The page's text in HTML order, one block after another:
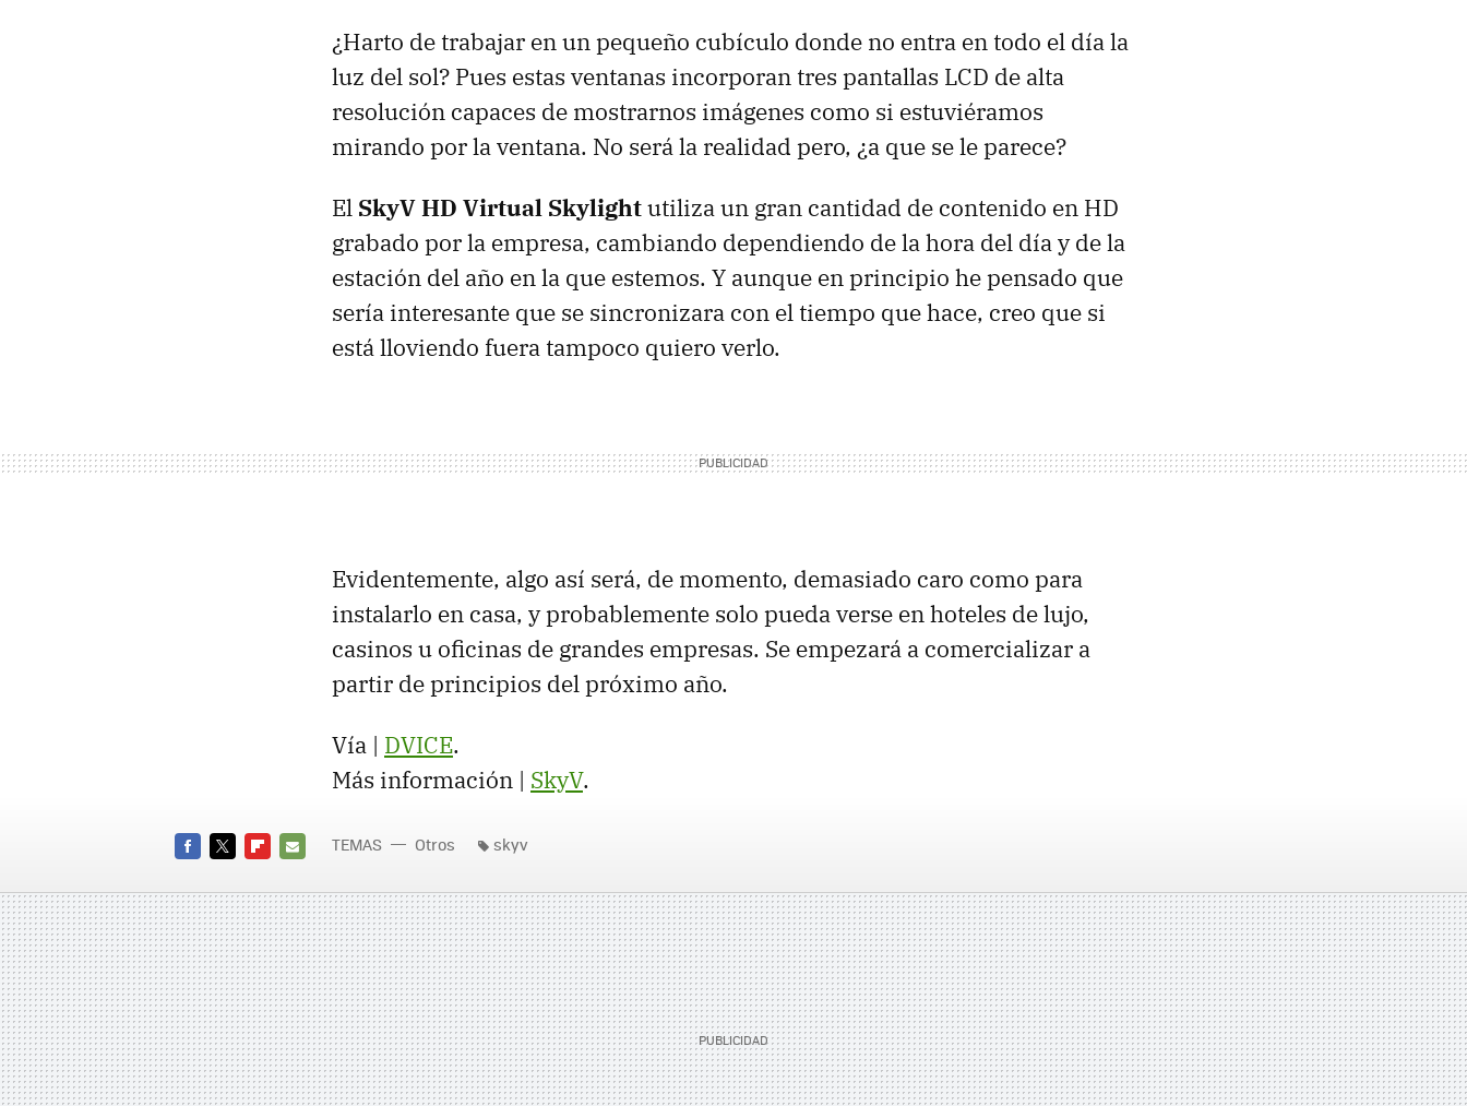
¿Harto de trabajar en un pequeño cubículo donde no entra en todo el día la
luz del sol? Pues estas ventanas incorporan tres pantallas LCD de alta
resolución capaces de mostrarnos imágenes como si estuviéramos
mirando por la ventana. No será la realidad pero, ¿a que se le parece?
El SkyV HD Virtual Skylightutiliza un gran cantidad de contenido en HD
grabado por la empresa, cambiando dependiendo de la hora del día y de la
estación del año en la que estemos. Y aunque en principio he pensado que
sería interesante que se sincronizara con el tiempo que hace, creo que si
está lloviendo fuera tampoco quiero verlo.
Evidentemente, algo así será, de momento, demasiado caro como para
instalarlo en casa, y probablemente solo pueda verse en hoteles de lujo,
casinos u oficinas de grandes empresas. Se empezará a comercializar a
partir de principios del próximo año.
Vía | DVICE.
Más información | SkyV.
MAIL
TEMAS Otros skyv